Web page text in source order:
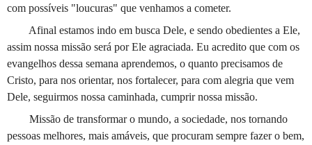
com possíveis "loucuras" que venhamos a cometer.
Afinal estamos indo em busca Dele, e sendo obedientes a Ele,
assim nossa missão será por Ele agraciada. Eu acredito que com os
evangelhos dessa semana aprendemos, o quanto precisamos de
Cristo, para nos orientar, nos fortalecer, para com alegria que vem
Dele, seguirmos nossa caminhada, cumprir nossa missão.
Missão de transformar o mundo, a sociedade, nos tornando
pessoas melhores, mais amáveis, que procuram sempre fazer o bem,